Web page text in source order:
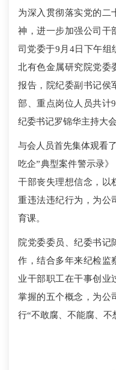
为深入贯彻落实党的二
神，进一步加强公司干
司党委于9月4日下午组
北有色金属研究院党委
报告，院纪委副书记侯
部、重点岗位人员共计
纪委书记罗锦华主持大会
与会人员首先集体观看
吃企”典型案件警示录
干部丧失理想信念，以
重违法违纪行为，为公
育课。
院党委委员、纪委书记
作，结合多年来纪检监
业干部职工在干事创业
掌握的五个概念，为公
行“不敢腐、不能腐、不